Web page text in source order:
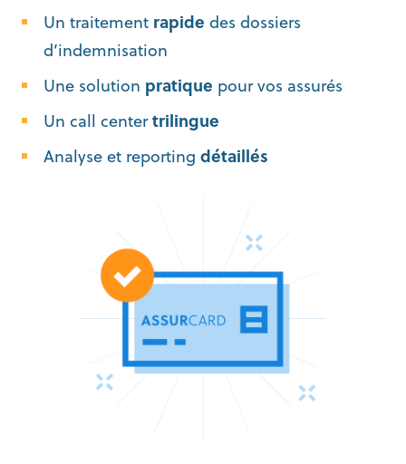
Un traitement rapide des dossiers
d’indemnisation
Une solution pratique pour vos assurés
Un call centertrilingue
Analyse et reporting détaillés